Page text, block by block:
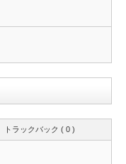
トラックバック ( 0 )